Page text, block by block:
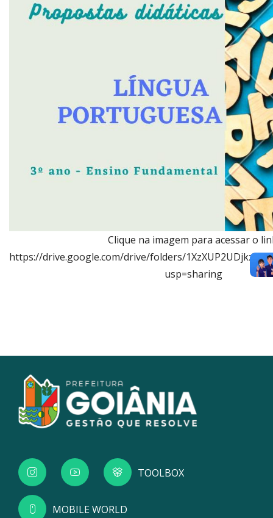
Clique na imagem para acessar o
https://drive.google.com/drive/folders/
usp=sharing
TOOLBOX
MOBILE WORLD